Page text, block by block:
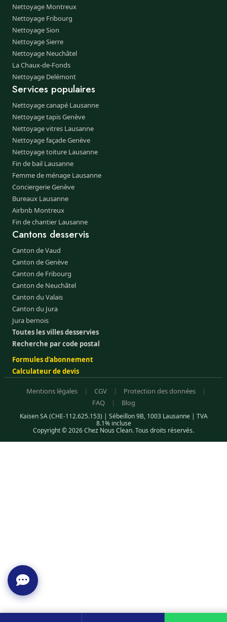
Nettoyage Montreux
Nettoyage Fribourg
Nettoyage Sion
Nettoyage Sierre
Nettoyage Neuchâtel
La Chaux-de-Fonds
Nettoyage Delémont
Services populaires
Nettoyage canapé Lausanne
Nettoyage tapis Genève
Nettoyage vitres Lausanne
Nettoyage façade Genève
Nettoyage toiture Lausanne
Fin de bail Lausanne
Femme de ménage Lausanne
Conciergerie Genève
Bureaux Lausanne
Airbnb Montreux
Fin de chantier Lausanne
Cantons desservis
Canton de Vaud
Canton de Genève
Canton de Fribourg
Canton de Neuchâtel
Canton du Valais
Canton du Jura
Jura bernois
Toutes les villes desservies
Recherche par code postal
Formules d'abonnement
Calculateur de devis
Mentions légales | CGV | Protection des données
|
FAQ
| Blog
Kaisen SA (CHE-112.625.153) | Sébeillon 9B, 1003 Lausanne | TVA
8.1% incluse
Copyright © 2026 Chez Nous Clean. Tous droits réservés.